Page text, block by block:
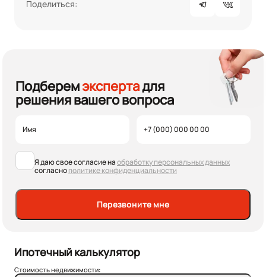
Поделиться:
Подберемэкспертадля
решения вашего вопроса
Я даю свое согласие наобработку персональных данных
согласнополитике конфиденциальности
Перезвоните мне
Ипотечный калькулятор
Стоимость недвижимости: